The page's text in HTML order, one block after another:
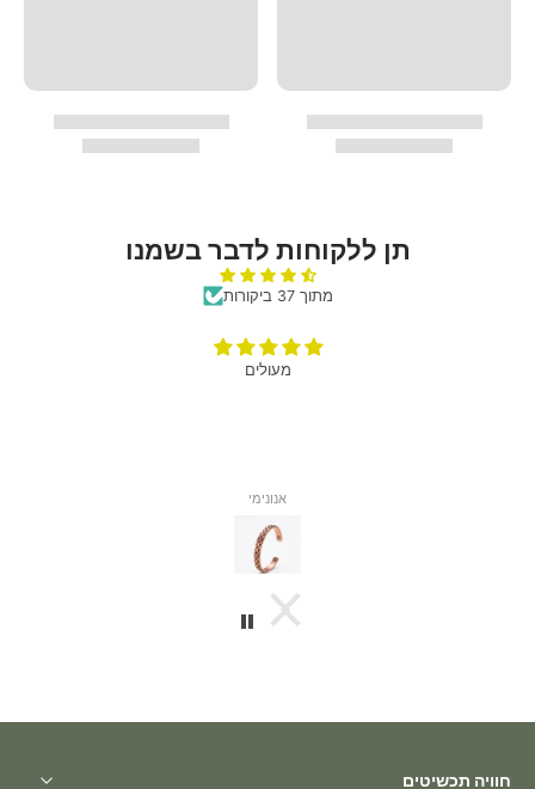
תן ללקוחות לדבר בשמנו
מתוך 37 ביקורות
מעולים
אנונימי
חוויה תכשיטים